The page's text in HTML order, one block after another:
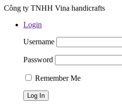
Công ty TNHH Vina handicrafts
Login
Username
Password
Remember Me